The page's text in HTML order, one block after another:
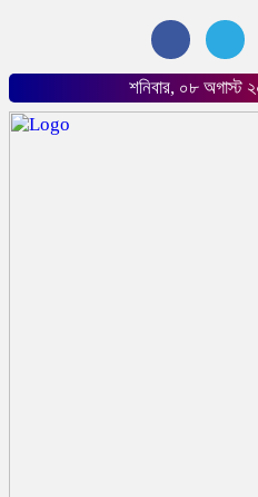
শনিবার, ০৮ অগাস্ট